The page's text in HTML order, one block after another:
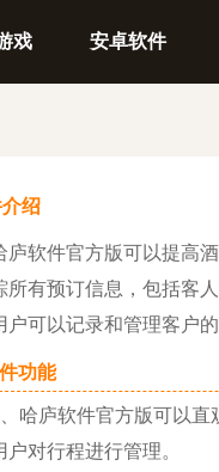
戏 安卓软件
绍
件官方版可以提高酒
所有预订信息，包括客
户可以记录和管理客户
能
庐软件官方版可以直观
户对行程进行管理。